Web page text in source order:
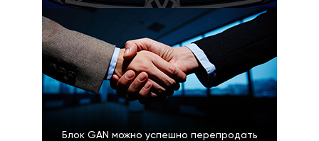
Блок GAN можно успешно перепродать